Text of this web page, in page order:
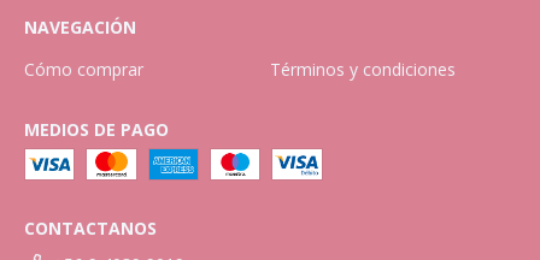
NAVEGACIÓN
Cómo comprar
Términos y condiciones
MEDIOS DE PAGO
CONTACTANOS